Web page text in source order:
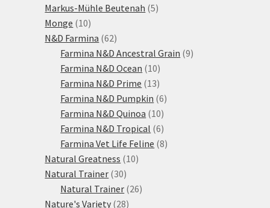
produktů
Markus-Mühle Beutenah 55
Monge 1010
produktů
N&D Farmina 6262
produktů
Farmina N&D Ancestral Grain 99
Farmina N&D Ocean 1010
produktů
Farmina N&D Prime 1313
produktů
Farmina N&D Pumpkin 66
Farmina N&D Quinoa 1010
produktů
Farmina N&D Tropical 66
produktů
Farmina Vet Life Feline 88
Natural Greatness 1010
Natural Trainer 3030
produktů
Natural Trainer 2626
Nature's Variety 2828